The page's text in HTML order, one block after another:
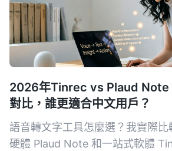
2026年Tinrec vs Plaud Note
對比，誰更適合中文用戶？
語音轉文字工具怎麼選？我實際比
硬體 Plaud Note 和一站式軟體